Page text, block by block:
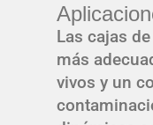
Las cajas
más
vivos y un